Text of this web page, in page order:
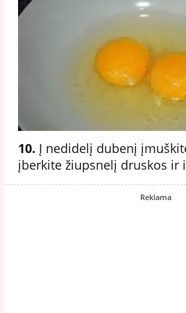
10. Į nedidelį dubenį
įberkite žiupsnelį druskos ir
Reklama